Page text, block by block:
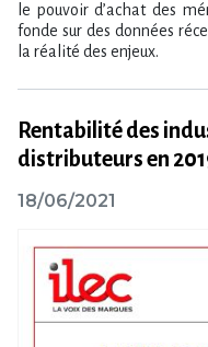
le pouvoir d’achat des
fonde sur des données
la réalité des enjeux.
Rentabilité des
distributeurs en
18/06/2021